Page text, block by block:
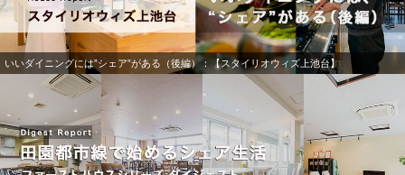
いいダイニングには”シェア”がある（後編）：【スタイリオウィズ上池台】